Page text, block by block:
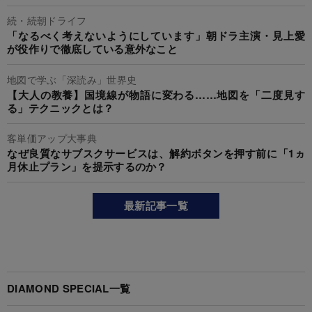
続・続朝ドライフ
「なるべく考えないようにしています」朝ドラ主演・見上愛
が役作りで徹底している意外なこと
地図で学ぶ「深読み」世界史
【大人の教養】国境線が物語に変わる……地図を「二度見す
る」テクニックとは？
客単価アップ大事典
なぜ良質なサブスクサービスは、解約ボタンを押す前に「1ヵ
月休止プラン」を提示するのか？
最新記事一覧
DIAMOND SPECIAL一覧